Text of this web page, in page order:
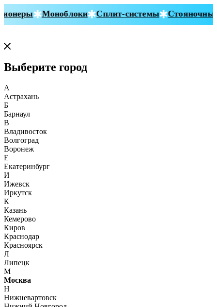
Моноблоки Сплит-системы Стояночные
Выберите город
А
Астрахань
Б
Барнаул
В
Владивосток
Волгоград
Воронеж
Е
Екатеринбург
И
Ижевск
Иркутск
К
Казань
Кемерово
Киров
Краснодар
Красноярск
Л
Липецк
М
Москва
Н
Нижневартовск